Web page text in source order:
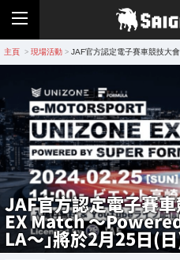
主頁 > 現場活動 > JAF官方認定電子賽車競技大
JAF官方認定電子賽
EX Match ～
LA～」將於2月25日(日